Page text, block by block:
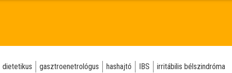
dietetikus gasztroenetrológus hashajtó IBS irritábilis bélszindróma